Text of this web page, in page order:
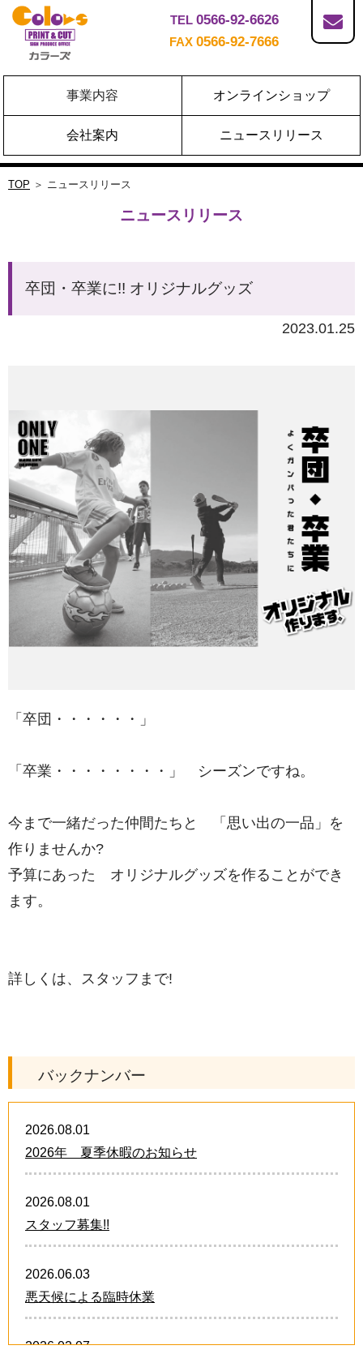
TEL 0566-92-6626
FAX 0566-92-7666
事業内容 オンラインショップ
会社案内 ニュースリリース
TOP ＞ ニュースリリース
ニュースリリース
卒団・卒業に!! オリジナルグッズ
2023.01.25
「卒団・・・・・・」
「卒業・・・・・・・・」 シーズンですね。
今まで一緒だった仲間たちと 「思い出の一品」を
作りませんか?
予算にあった オリジナルグッズを作ることができ
ます。
詳しくは、スタッフまで!
バックナンバー
2026.08.01
2026年 夏季休暇のお知らせ
2026.08.01
スタッフ募集!!
2026.06.03
悪天候による臨時休業
2026.02.07